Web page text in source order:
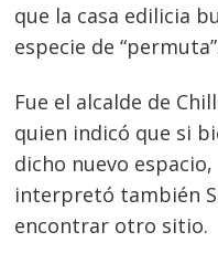
que la casa edilicia
especie de
Fue el alcalde de
quien indicó que si
dicho nuevo
interpretó también
encontrar otro sitio.